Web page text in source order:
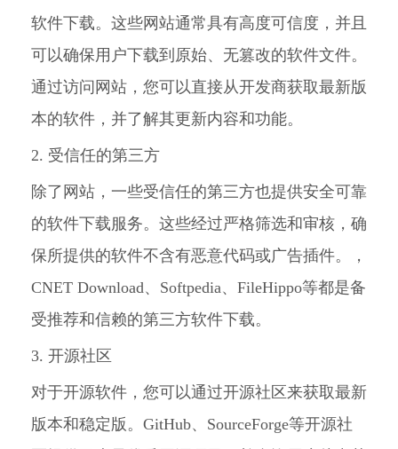
软件下载。这些网站通常具有高度可信度，并且
可以确保用户下载到原始、无篡改的软件文件。
通过访问网站，您可以直接从开发商获取最新版
本的软件，并了解其更新内容和功能。
2. 受信任的第三方
除了网站，一些受信任的第三方也提供安全可靠
的软件下载服务。这些经过严格筛选和审核，确
保所提供的软件不含有恶意代码或广告插件。，
CNET Download、Softpedia、FileHippo等都是备
受推荐和信赖的第三方软件下载。
3. 开源社区
对于开源软件，您可以通过开源社区来获取最新
版本和稳定版。GitHub、SourceForge等开源社